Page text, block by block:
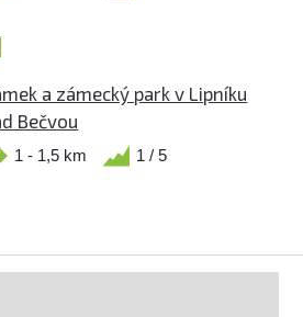
a zámecký park v Lipníku
Bečvou
1 - 1,5 km 1 / 5